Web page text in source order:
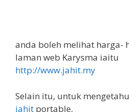
anda boleh melihat harga-
laman web Karysma iaitu
http://www.jahit.my
Selain itu, untuk
jahit portable,